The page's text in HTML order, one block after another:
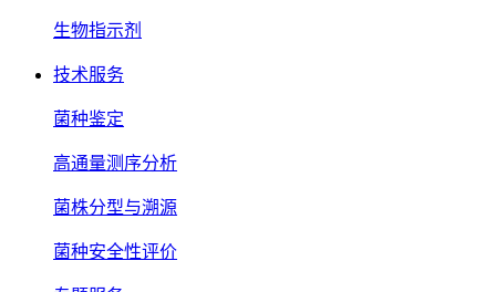
生物指示剂
技术服务
菌种鉴定
高通量测序分析
菌株分型与溯源
菌种安全性评价